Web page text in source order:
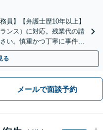
員】【弁護士歴10年以上】
ンス）に対応。残業代の請
い。慎重かつ丁寧に事件解
る
メールで面談予約